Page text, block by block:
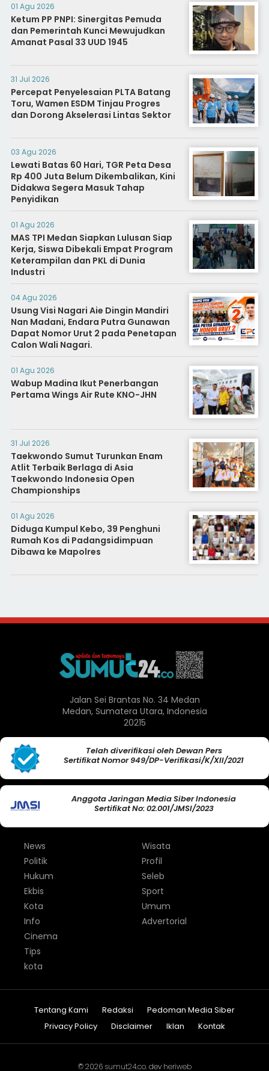
01 Agu 2026
Ketum PP PNPI: Sinergitas Pemuda
dan Pemerintah Kunci Mewujudkan
Amanat Pasal 33 UUD 1945
31 Jul 2026
Percepat Penyelesaian PLTA Batang
Toru, Wamen ESDM Tinjau Progres
dan Dorong Akselerasi Lintas Sektor
03 Agu 2026
Lewati Batas 60 Hari, TGR Peta Desa
Rp 400 Juta Belum Dikembalikan, Kini
Didakwa Segera Masuk Tahap
Penyidikan
01 Agu 2026
MAS TPI Medan Siapkan Lulusan Siap
Kerja, Siswa Dibekali Empat Program
Keterampilan dan PKL di Dunia
Industri
04 Agu 2026
Usung Visi Nagari Aie Dingin Mandiri
Nan Madani, Endara Putra Gunawan
Dapat Nomor Urut 2 pada Penetapan
Calon Wali Nagari.
01 Agu 2026
Wabup Madina Ikut Penerbangan
Pertama Wings Air Rute KNO-JHN
31 Jul 2026
Taekwondo Sumut Turunkan Enam
Atlit Terbaik Berlaga di Asia
Taekwondo Indonesia Open
Championships
01 Agu 2026
Diduga Kumpul Kebo, 39 Penghuni
Rumah Kos di Padangsidimpuan
Dibawa ke Mapolres
Jalan Sei Brantas No. 34 Medan
Medan, Sumatera Utara, Indonesia
20215
Telah diverifikasi oleh Dewan Pers
Sertifikat Nomor 949/DP-Verifikasi/K/XII/2021
Anggota Jaringan Media Siber Indonesia
Sertifikat No: 02.001/JMSI/2023
News
Politik
Hukum
Ekbis
Kota
Info
Wisata
Profil
Seleb
Sport
Umum
Advertorial
Cinema
Tips
kota
Tentang Kami Redaksi
Pedoman Media Siber
Privacy Policy
Disclaimer Iklan Kontak
© 2026 sumut24.co. dev heriweb